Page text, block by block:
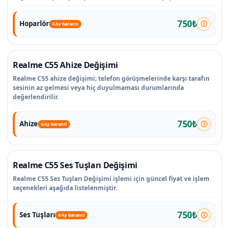
Hoparlör 6 Ay Garanti 750₺
Realme C55 Ahize Değişimi
Realme C55 ahize değişimi; telefon görüşmelerinde karşı tarafın
sesinin az gelmesi veya hiç duyulmaması durumlarında
değerlendirilir.
Ahize 6 Ay Garanti 750₺
Realme C55 Ses Tuşları Değişimi
Realme C55 Ses Tuşları Değişimi işlemi için güncel fiyat ve işlem
seçenekleri aşağıda listelenmiştir.
Ses Tuşları 6 Ay Garanti 750₺